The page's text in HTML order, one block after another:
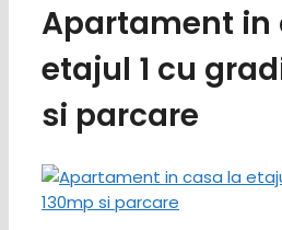
Apartament in
etajul 1 cu
si parcare